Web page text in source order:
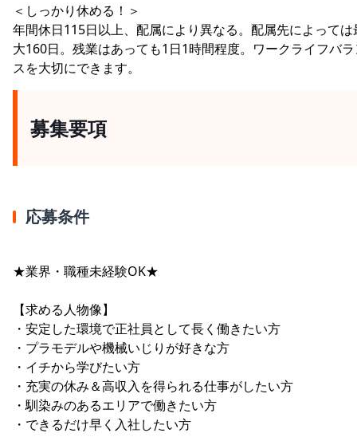
＜しっかり休める！＞
年間休日115日以上、配属により異なる。配属先によっては
大160日。残業はあっても1日1時間程度。ワークライフバ
スを大切にできます。
募集要項
応募条件
★業界・職種未経験OK★
【求める人物像】
・安定した環境で正社員として長く働きたい方
・プラモデルや機械いじりが好きな方
・イチから学びたい方
・充実の休み＆高収入を得られる仕事がしたい方
・馴染みのあるエリアで働きたい方
・できるだけ早く入社したい方